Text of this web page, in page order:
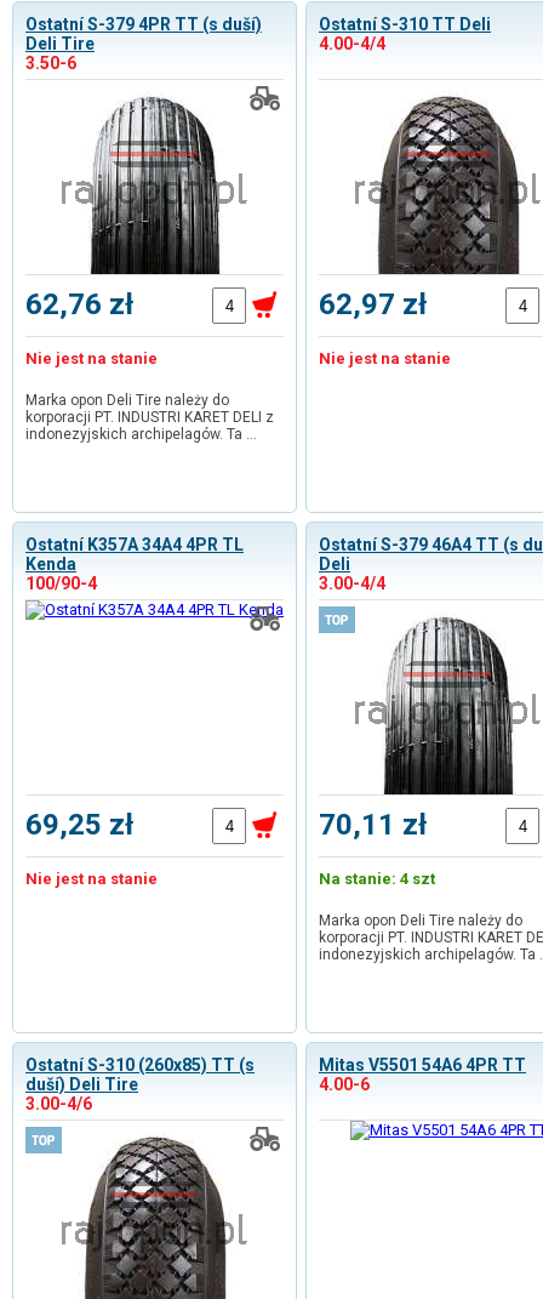
Ostatní S-379 4PR TT (s duší)
Deli Tire
3.50-6
62,76 zł
Nie jest na stanie
Marka opon Deli Tire należy do
korporacji PT. INDUSTRI KARET DELI z
indonezyjskich archipelagów. Ta …
Ostatní S-310 TT Deli
4.00-4/4
62,97 zł
Nie jest na stanie
Ostatní K357A 34A4 4PR TL
Kenda
100/90-4
69,25 zł
Nie jest na stanie
Ostatní S-379 46A4 TT (s
Deli
3.00-4/4
70,11 zł
Na stanie: 4 szt
Marka opon Deli Tire należy do
korporacji PT. INDUSTRI KARET
indonezyjskich archipelagów. Ta
Ostatní S-310 (260x85) TT (s
duší) Deli Tire
3.00-4/6
Mitas V5501 54A6 4PR TT
4.00-6